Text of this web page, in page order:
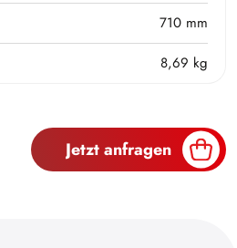
710 mm
8,69 kg
Jetzt anfragen